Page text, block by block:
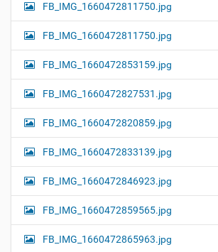
FB_IMG_1660472811750.jpg
FB_IMG_1660472811750.jpg
FB_IMG_1660472853159.jpg
FB_IMG_1660472827531.jpg
FB_IMG_1660472820859.jpg
FB_IMG_1660472833139.jpg
FB_IMG_1660472846923.jpg
FB_IMG_1660472859565.jpg
FB_IMG_1660472865963.jpg